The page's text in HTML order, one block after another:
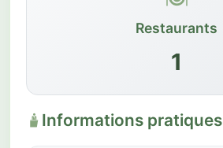
Restaurants
1
Informations pratiques